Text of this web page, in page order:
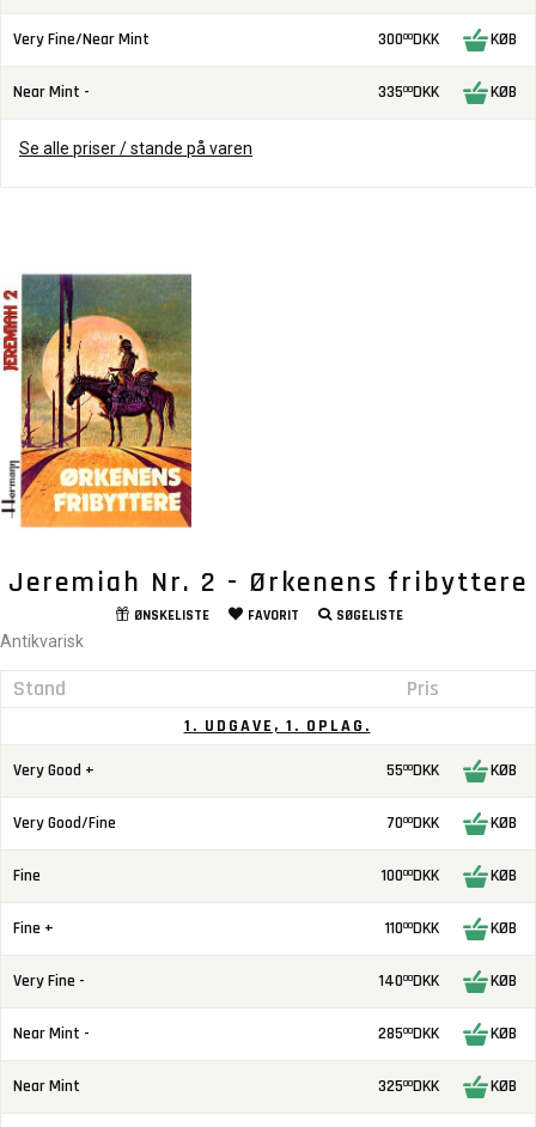
Very Fine/Near Mint 30000DKK KØB
Near Mint - 33500DKK KØB
Se alle priser / stande på varen
Jeremiah Nr. 2 - Ørkenens fribyttere
ØNSKELISTE FAVORIT SØGELISTE
Antikvarisk
Stand Pris
1. UDGAVE, 1. OPLAG.
Very Good + 5500DKK KØB
Very Good/Fine 7000DKK KØB
Fine 10000DKK KØB
Fine + 11000DKK KØB
Very Fine - 14000DKK KØB
Near Mint - 28500DKK KØB
Near Mint 32500DKK KØB